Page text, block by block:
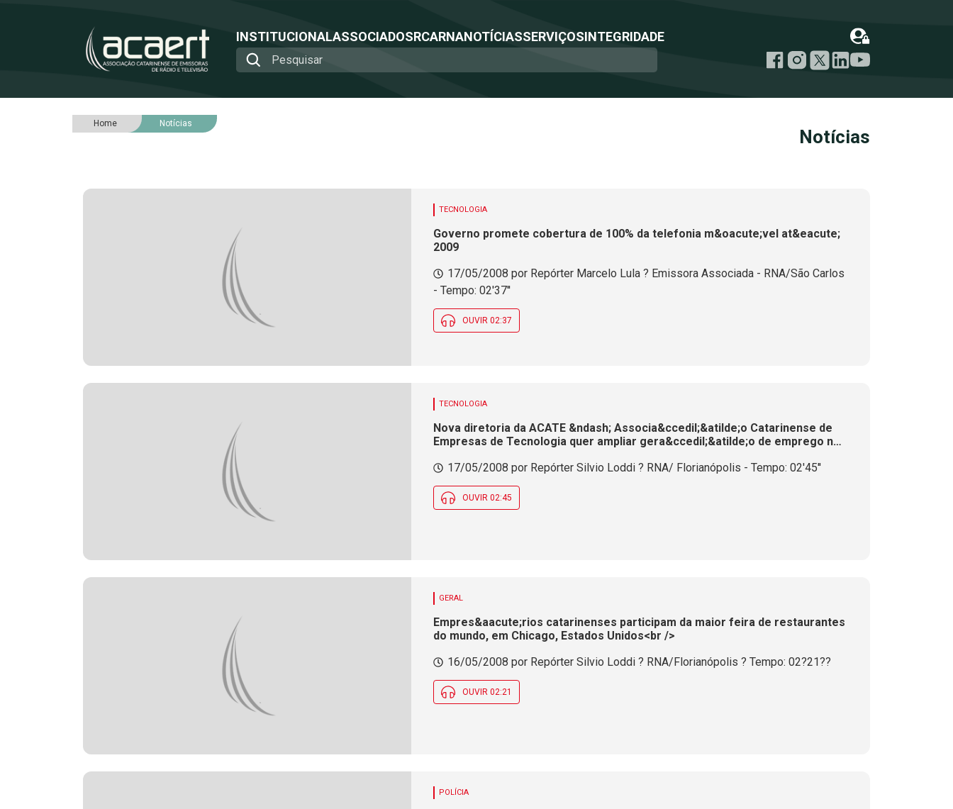
INSTITUCIONALASSOCIADOSRCARNANOTÍCIASSERVIÇOSINTEGRIDADE
Home Notícias
Notícias
TECNOLOGIA
Governo promete cobertura de 100% da telefonia m&oacute;vel at&eacute;
2009
17/05/2008 por Repórter Marcelo Lula ? Emissora Associada - RNA/São Carlos
- Tempo: 02'37''
OUVIR 02:37
TECNOLOGIA
Nova diretoria da ACATE &ndash; Associa&ccedil;&atilde;o Catarinense de
Empresas de Tecnologia quer ampliar gera&ccedil;&atilde;o de emprego no
17/05/2008 por Repórter Silvio Loddi ? RNA/ Florianópolis - Tempo: 02'45''
OUVIR 02:45
GERAL
Empres&aacute;rios catarinenses participam da maior feira de restaurantes
do mundo, em Chicago, Estados Unidos<br />
16/05/2008 por Repórter Silvio Loddi ? RNA/Florianópolis ? Tempo: 02?21??
OUVIR 02:21
POLÍCIA